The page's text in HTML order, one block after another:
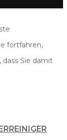
fortfahren,
Sie damit